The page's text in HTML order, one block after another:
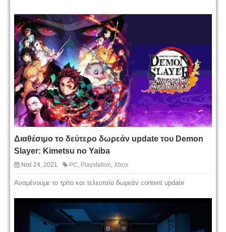
Διαθέσιμο το δεύτερο δωρεάν update του Demon
Slayer: Kimetsu no Yaiba
Νοέ 24, 2021 PC, Playstation, Xbox
Αναμένουμε το τρίτο και τελευταίο δωρεάν content update